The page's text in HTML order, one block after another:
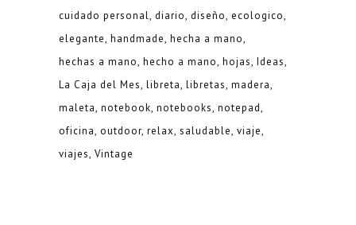
cuidado personal diario diseño ecologico
elegante handmade hecha a mano
hechas a mano hecho a mano hojas Ideas
La Caja del Mes libreta libretas madera
maleta notebook notebooks notepad
oficina outdoor relax saludable viaje
viajes Vintage